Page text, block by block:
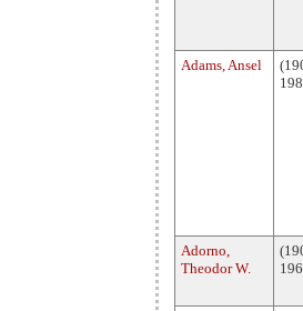
Adams, Ansel
Adorno,
Theodor W.